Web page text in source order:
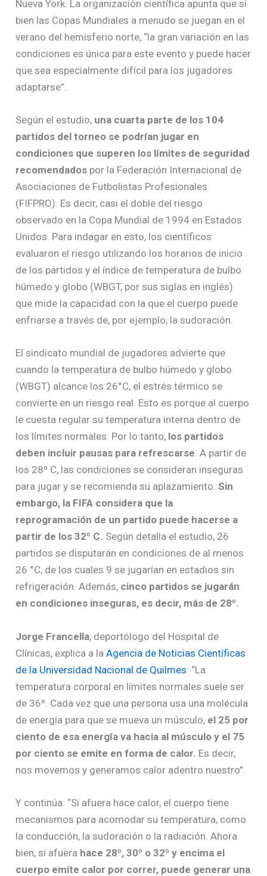
Nueva York. La organización científica apunta que si
bien las Copas Mundiales a menudo se juegan en el
verano del hemisferio norte, “la gran variación en las
condiciones es única para este evento y puede hacer
que sea especialmente difícil para los jugadores
adaptarse”.
Según el estudio, una cuarta parte de los 104
partidos del torneo se podrían jugar en
condiciones que superen los límites de seguridad
recomendados por la Federación Internacional de
Asociaciones de Futbolistas Profesionales
(FIFPRO). Es decir, casi el doble del riesgo
observado en la Copa Mundial de 1994 en Estados
Unidos. Para indagar en esto, los científicos
evaluaron el riesgo utilizando los horarios de inicio
de los partidos y el índice de temperatura de bulbo
húmedo y globo (WBGT, por sus siglas en inglés)
que mide la capacidad con la que el cuerpo puede
enfriarse a través de, por ejemplo, la sudoración.
El sindicato mundial de jugadores advierte que
cuando la temperatura de bulbo húmedo y globo
(WBGT) alcance los 26°C, el estrés térmico se
convierte en un riesgo real. Esto es porque al cuerpo
le cuesta regular su temperatura interna dentro de
los límites normales. Por lo tanto, los partidos
deben incluir pausas para refrescarse. A partir de
los 28º C, las condiciones se consideran inseguras
para jugar y se recomienda su aplazamiento.Sin
embargo, la FIFA considera que la
reprogramación de un partido puede hacerse a
partir de los 32º C. Según detalla el estudio, 26
partidos se disputarán en condiciones de al menos
26 °C, de los cuales 9 se jugarían en estadios sin
refrigeración. Además, cinco partidos se jugarán
en condiciones inseguras, es decir, más de 28º.
Jorge Francella, deportólogo del Hospital de
Clínicas, explica a laAgencia de Noticias Científicas
de la Universidad Nacional de Quilmes: “La
temperatura corporal en límites normales suele ser
de 36º. Cada vez que una persona usa una molécula
de energía para que se mueva un músculo, el 25 por
ciento de esa energía va hacia al músculo y el 75
por ciento se emite en forma de calor. Es decir,
nos movemos y generamos calor adentro nuestro”.
Y continúa: “Si afuera hace calor, el cuerpo tiene
mecanismos para acomodar su temperatura, como
la conducción, la sudoración o la radiación. Ahora
bien, si afuera hace 28º, 30º o 32º y encima el
cuerpo emite calor por correr, puede generar una